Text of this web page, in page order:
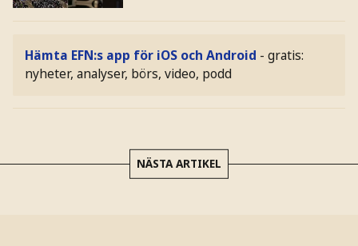
Hämta EFN:s app för iOS och Android - gratis:
nyheter, analyser, börs, video, podd
NÄSTA ARTIKEL